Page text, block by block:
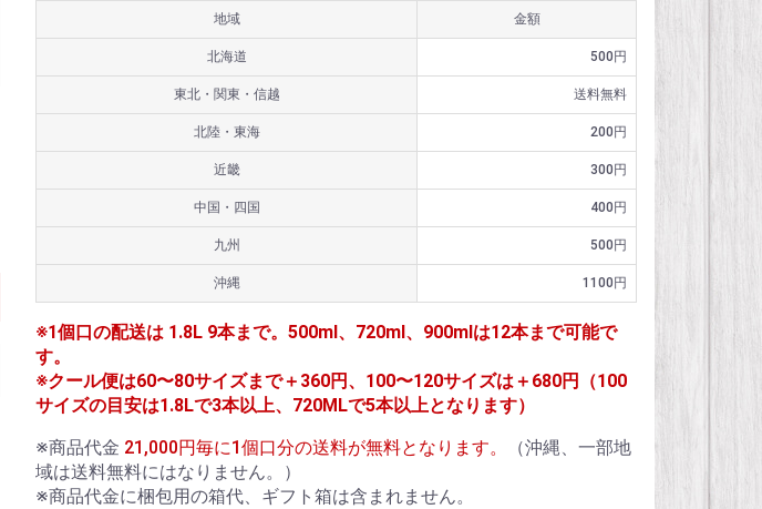
地域 金額
北海道 500円
東北・関東・信越 送料無料
北陸・東海 200円
近畿 300円
中国・四国 400円
九州 500円
沖縄 1100円
※1個口の配送は 1.8L 9本まで。500ml、720ml、900mlは12本まで可能で
す。
※クール便は60〜80サイズまで＋360円、100〜120サイズは＋680円（100
サイズの目安は1.8Lで3本以上、720MLで5本以上となります）
※商品代金 21,000円毎に1個口分の送料が無料となります。
（沖縄、一部地
域は送料無料にはなりません。）
※商品代金に梱包用の箱代、ギフト箱は含まれません。